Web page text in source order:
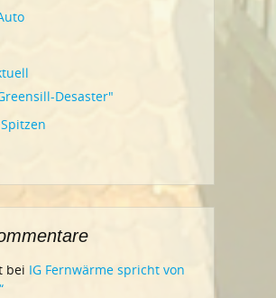
Desaster"
bei IG Fernwärme spricht von